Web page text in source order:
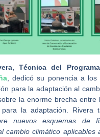
Técnica del
, dedicó su ponencia a los
para la adaptación al
la enorme brecha entre
para la adaptación. Rivera
nuevos esquemas de
cambio climático aplicables